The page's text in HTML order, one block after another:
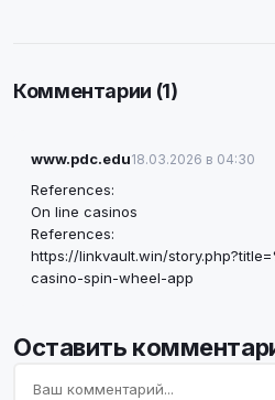
Комментарии (1)
www.pdc.edu18.03.2026 в 04:30
References:
On line casinos
References:
https://linkvault.win/
casino-spin-wheel-app
Оставить